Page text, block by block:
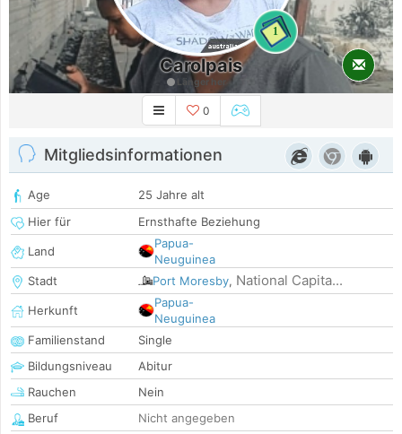
1
Carolpais
Länger her
0
Mitgliedsinformationen
Age
25 Jahre alt
Hier für
Ernsthafte Beziehung
Land
Papua-
Neuguinea
Stadt
Port Moresby, National Capita...
Herkunft
Papua-
Neuguinea
Familienstand
Single
Bildungsniveau
Abitur
Rauchen
Nein
Beruf
Nicht angegeben